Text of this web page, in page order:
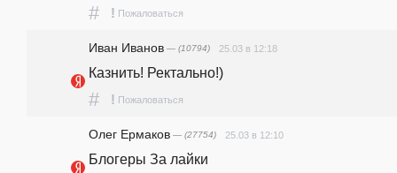
# ! Пожаловаться
Иван Иванов — (10794) 25.03 в 12:18
Казнить! Ректально!)
# ! Пожаловаться
Олег Ермаков — (27754) 25.03 в 12:10
Блогеры За лайки